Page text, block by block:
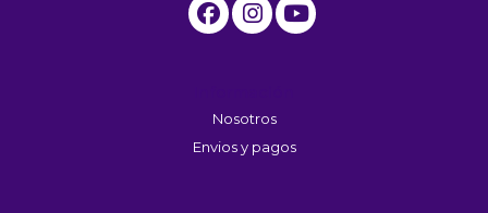
Nosotros
Envios y pagos